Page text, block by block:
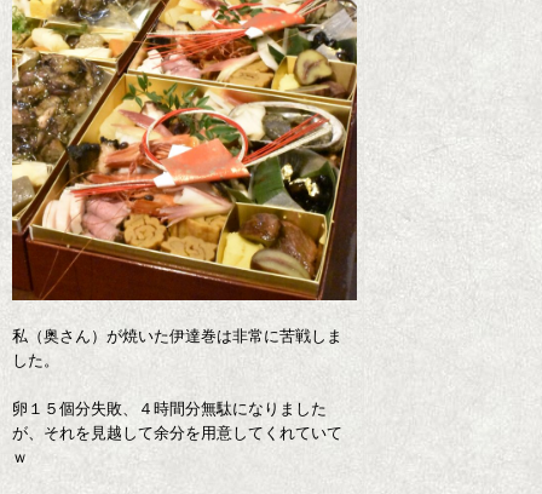
私（奥さん）が焼いた伊達巻は非常に苦戦しま
した。
卵１５個分失敗、４時間分無駄になりました
が、それを見越して余分を用意してくれていて
ｗ